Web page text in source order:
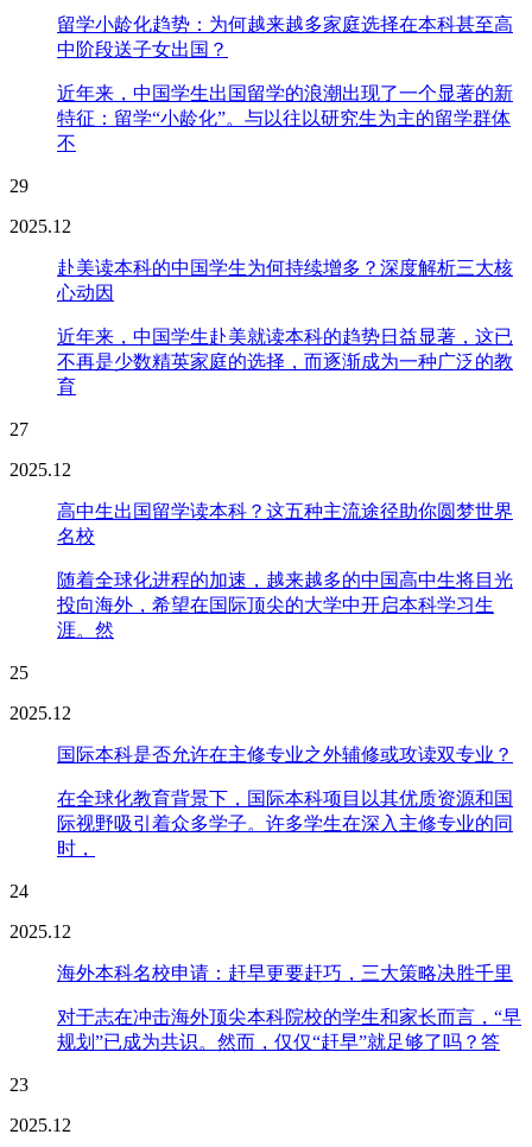
留学小龄化趋势：为何越来越多家庭选择在本科甚至高
中阶段送子女出国？
近年来，中国学生出国留学的浪潮出现了一个显著的新
特征：留学“小龄化”。与以往以研究生为主的留学群体
不
29
2025.12
赴美读本科的中国学生为何持续增多？深度解析三大核
心动因
近年来，中国学生赴美就读本科的趋势日益显著，这已
不再是少数精英家庭的选择，而逐渐成为一种广泛的教
育
27
2025.12
高中生出国留学读本科？这五种主流途径助你圆梦世界
名校
随着全球化进程的加速，越来越多的中国高中生将目光
投向海外，希望在国际顶尖的大学中开启本科学习生
涯。然
25
2025.12
国际本科是否允许在主修专业之外辅修或攻读双专业？
在全球化教育背景下，国际本科项目以其优质资源和国
际视野吸引着众多学子。许多学生在深入主修专业的同
时，
24
2025.12
海外本科名校申请：赶早更要赶巧，三大策略决胜千里
对于志在冲击海外顶尖本科院校的学生和家长而言，“早
规划”已成为共识。然而，仅仅“赶早”就足够了吗？答
23
2025.12